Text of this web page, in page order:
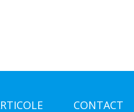
CONTACT